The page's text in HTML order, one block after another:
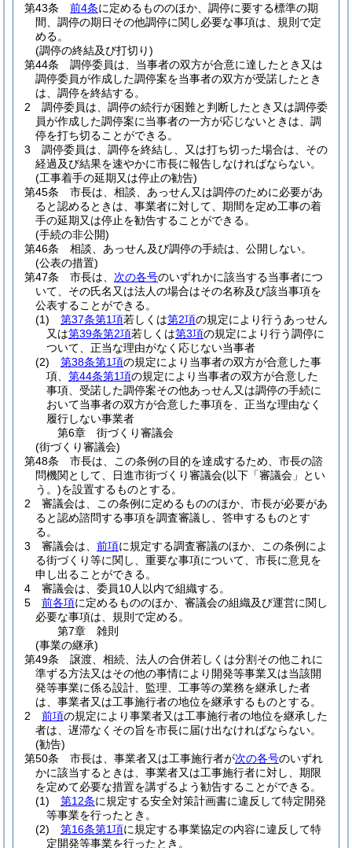
第43条 前4条に定めるもののほか、調停に要する標準の期
間、調停の期日その他調停に関し必要な事項は、規則で定
める。
(調停の終結及び打切り)
第44条
調停委員は、当事者の双方が合意に達したとき又は
調停委員が作成した調停案を当事者の双方が受諾したとき
は、調停を終結する。
2
調停委員は、調停の続行が困難と判断したとき又は調停委
員が作成した調停案に当事者の一方が応じないときは、調
停を打ち切ることができる。
3
調停委員は、調停を終結し、又は打ち切った場合は、その
経過及び結果を速やかに市長に報告しなければならない。
(工事着手の延期又は停止の勧告)
第45条
市長は、相談、あっせん又は調停のために必要があ
ると認めるときは、事業者に対して、期間を定め工事の着
手の延期又は停止を勧告することができる。
(手続の非公開)
第46条
相談、あっせん及び調停の手続は、公開しない。
(公表の措置)
第47条
市長は、 次の各号のいずれかに該当する当事者につ
いて、その氏名又は法人の場合はその名称及び該当事項を
公表することができる。
(1)
第37条第1項若しくは第2項の規定により行うあっせん
又は第39条第2項若しくは第3項の規定により行う調停に
ついて、正当な理由がなく応じない当事者
(2)
第38条第1項の規定により当事者の双方が合意した事
項、 第44条第1項の規定により当事者の双方が合意した
事項、受諾した調停案その他あっせん又は調停の手続に
おいて当事者の双方が合意した事項を、正当な理由なく
履行しない事業者
第6章
街づくり審議会
(街づくり審議会)
第48条
市長は、この条例の目的を達成するため、市長の諮
問機関として、日進市街づくり審議会(以下「審議会」とい
う。)を設置するものとする。
2
審議会は、この条例に定めるもののほか、市長が必要があ
ると認め諮問する事項を調査審議し、答申するものとす
る。
3
審議会は、 前項に規定する調査審議のほか、この条例によ
る街づくり等に関し、重要な事項について、市長に意見を
申し出ることができる。
4
審議会は、委員10人以内で組織する。
5
前各項に定めるもののほか、審議会の組織及び運営に関し
必要な事項は、規則で定める。
第7章
雑則
(事業の継承)
第49条
譲渡、相続、法人の合併若しくは分割その他これに
準ずる方法又はその他の事情により開発等事業又は当該開
発等事業に係る設計、監理、工事等の業務を継承した者
は、事業者又は工事施行者の地位を継承するものとする。
2
前項の規定により事業者又は工事施行者の地位を継承した
者は、遅滞なくその旨を市長に届け出なければならない。
(勧告)
第50条
市長は、事業者又は工事施行者が次の各号のいずれ
かに該当するときは、事業者又は工事施行者に対し、期限
を定めて必要な措置を講ずるよう勧告することができる。
(1)
第12条に規定する安全対策計画書に違反して特定開発
等事業を行ったとき。
(2)
第16条第1項に規定する事業協定の内容に違反して特
定開発等事業を行ったとき。